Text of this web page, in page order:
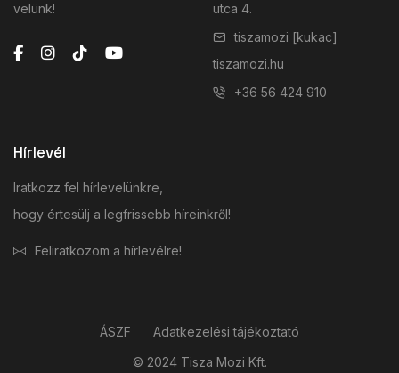
velünk!
utca 4.
tiszamozi [kukac]
tiszamozi.hu
+36 56 424 910
Hírlevél
Iratkozz fel hírlevelünkre,
hogy értesülj a legfrissebb híreinkről!
Feliratkozom a hírlevélre!
© 2024 Tisza Mozi Kft.
ÁSZF Adatkezelési tájékoztató